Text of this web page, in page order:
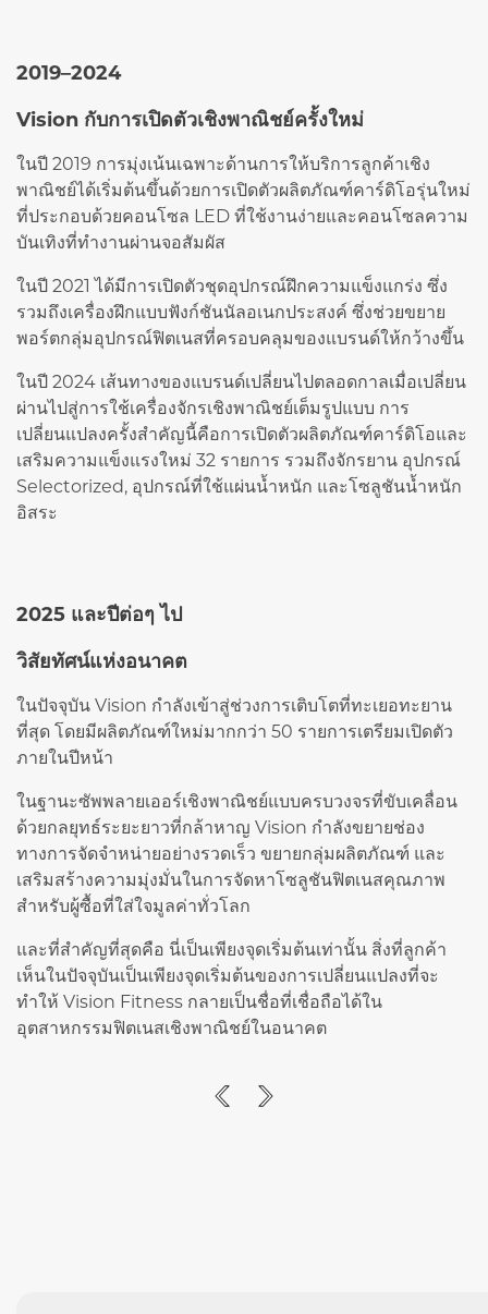
2019–2024
Vision กับการเปิดตัวเชิงพาณิชย์ครั้งใหม่
ในปี 2019 การมุ่งเน้นเฉพาะด้านการให้บริการลูกค้าเชิง
พาณิชย์ได้เริ่มต้นขึ้นด้วยการเปิดตัวผลิตภัณฑ์คาร์ดิโอรุ่นใหม่
ที่ประกอบด้วยคอนโซล LED ที่ใช้งานง่ายและคอนโซลความ
บันเทิงที่ทำงานผ่านจอสัมผัส
ในปี 2021 ได้มีการเปิดตัวชุดอุปกรณ์ฝึกความแข็งแกร่ง ซึ่ง
รวมถึงเครื่องฝึกแบบฟังก์ชันนัลอเนกประสงค์ ซึ่งช่วยขยาย
พอร์ตกลุ่มอุปกรณ์ฟิตเนสที่ครอบคลุมของแบรนด์ให้กว้างขึ้น
ในปี 2024 เส้นทางของแบรนด์เปลี่ยนไปตลอดกาลเมื่อเปลี่ยน
ผ่านไปสู่การใช้เครื่องจักรเชิงพาณิชย์เต็มรูปแบบ การ
เปลี่ยนแปลงครั้งสำคัญนี้คือการเปิดตัวผลิตภัณฑ์คาร์ดิโอและ
เสริมความแข็งแรงใหม่ 32 รายการ รวมถึงจักรยาน อุปกรณ์
Selectorized, อุปกรณ์ที่ใช้แผ่นน้ำหนัก และโซลูชันน้ำหนัก
อิสระ
2025 และปีต่อๆ ไป
วิสัยทัศน์แห่งอนาคต
ในปัจจุบัน Vision กำลังเข้าสู่ช่วงการเติบโตที่ทะเยอทะยาน
ที่สุด โดยมีผลิตภัณฑ์ใหม่มากกว่า 50 รายการเตรียมเปิดตัว
ภายในปีหน้า
ในฐานะซัพพลายเออร์เชิงพาณิชย์แบบครบวงจรที่ขับเคลื่อน
ด้วยกลยุทธ์ระยะยาวที่กล้าหาญ Vision กำลังขยายช่อง
ทางการจัดจำหน่ายอย่างรวดเร็ว ขยายกลุ่มผลิตภัณฑ์ และ
เสริมสร้างความมุ่งมั่นในการจัดหาโซลูชันฟิตเนสคุณภาพ
สำหรับผู้ซื้อที่ใส่ใจมูลค่าทั่วโลก
และที่สำคัญที่สุดคือ นี่เป็นเพียงจุดเริ่มต้นเท่านั้น สิ่งที่ลูกค้า
เห็นในปัจจุบันเป็นเพียงจุดเริ่มต้นของการเปลี่ยนแปลงที่จะ
ทำให้ Vision Fitness กลายเป็นชื่อที่เชื่อถือได้ใน
อุตสาหกรรมฟิตเนสเชิงพาณิชย์ในอนาคต